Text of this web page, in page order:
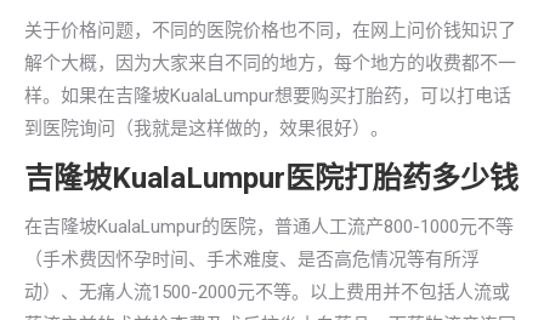
关于价格问题，不同的医院价格也不同，在网上问价钱知识了
解个大概，因为大家来自不同的地方，每个地方的收费都不一
样。如果在吉隆坡KualaLumpur想要购买打胎药，可以打电话
到医院询问（我就是这样做的，效果很好）。
吉隆坡KualaLumpur医院打胎药多少钱
在吉隆坡KualaLumpur的医院，普通人工流产800-1000元不等
（手术费因怀孕时间、手术难度、是否高危情况等有所浮
动）、无痛人流1500-2000元不等。以上费用并不包括人流或